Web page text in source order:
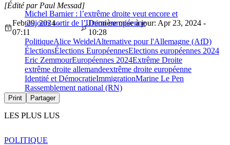
Michel Barnier : l’extrême droite veut encore et
toujours sortir de l’Union européenne
[Édité par Paul Messad]
Feb 29, 2024 -
07:11
Dernière mise à jour: Apr 23, 2024 -
10:28
PolitiqueAlice WeidelAlternative pour l'Allemagne (AfD)
ÉlectionsÉlections EuropéennesElections européennes 2024
Eric ZemmourEuropéennes 2024Extrême Droite
extrême droite allemandeextrême droite européenne
Identité et DémocratieImmigrationMarine Le Pen
Rassemblement national (RN)
Print Partager
LES PLUS LUS
POLITIQUE